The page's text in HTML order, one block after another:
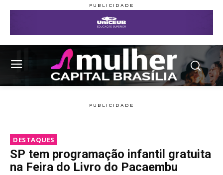
DESTAQUES
SP tem programação infantil gratuita
na Feira do Livro do Pacaembu